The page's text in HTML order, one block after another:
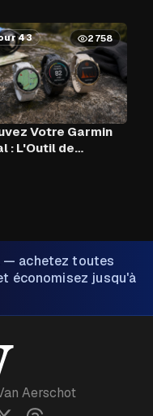
43 2758
Votre Garmin
: L'Outil de
— achetez toutes
économisez jusqu'à
Aerschot